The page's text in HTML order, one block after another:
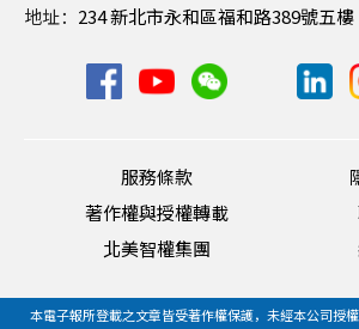
地址： 234 新北市永和區福和路389號五樓
服務條款
著作權與授權轉載
北美智權集團
本電子報所登載之文章皆受著作權保護，未經本公司授